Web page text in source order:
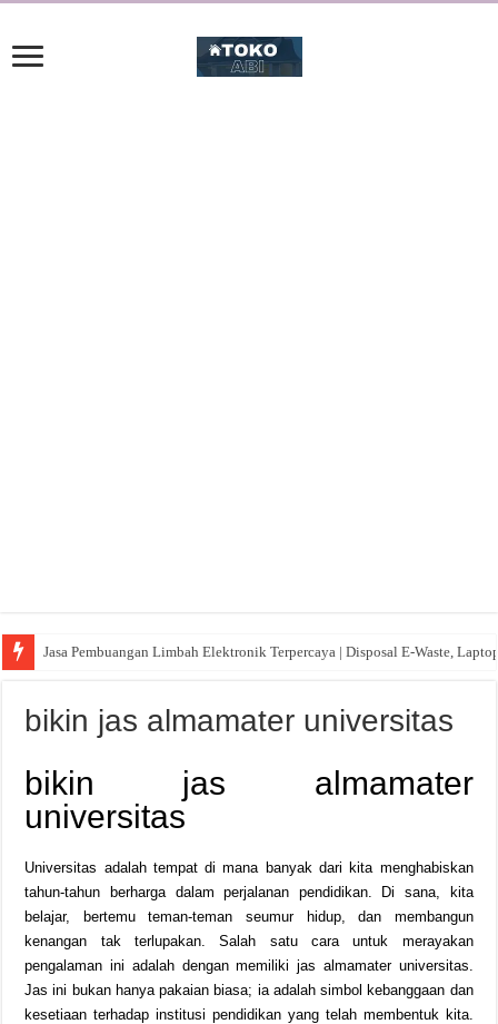
Jasa Pembuangan Limbah Elektronik Terpercaya | Disposal E-Waste,
bikin jas almamater universitas
bikin jas almamater
universitas
Universitas adalah tempat di mana banyak dari kita menghabiskan
tahun-tahun berharga dalam perjalanan pendidikan. Di sana, kita
belajar, bertemu teman-teman seumur hidup, dan membangun
kenangan tak terlupakan. Salah satu cara untuk merayakan
pengalaman ini adalah dengan memiliki jas almamater universitas.
Jas ini bukan hanya pakaian biasa; ia adalah simbol kebanggaan dan
kesetiaan terhadap institusi pendidikan yang telah membentuk kita.